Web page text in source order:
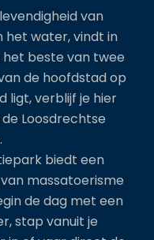
van
het water, vindt in
het beste van twee
de hoofdstad op
ligt, verblijf je hier
Loosdrechtse
biedt een
massatoerisme
de dag met een
stap vanuit je